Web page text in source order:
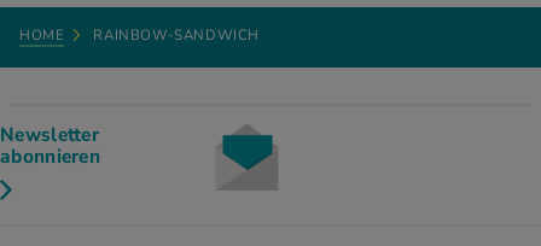
HOME RAINBOW-SANDWICH
Newsletter
abonnieren